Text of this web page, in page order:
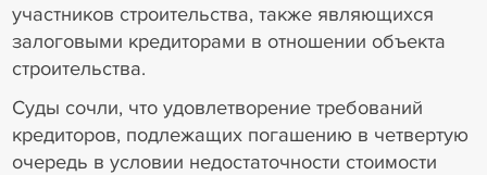
участников строительства, также являющихся
залоговыми кредиторами в отношении объекта
строительства.
Суды сочли, что удовлетворение требований
кредиторов, подлежащих погашению в четвертую
очередь в условии недостаточности стоимости